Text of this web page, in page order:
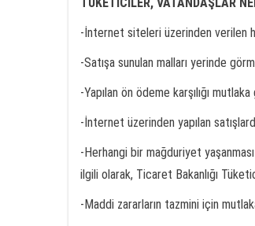
-İnternet siteleri üzerinden verilen
-Satışa sunulan malları yerinde
-Yapılan ön ödeme karşılığı
-İnternet üzerinden yapılan
-Herhangi bir mağduriyet
ilgili olarak, Ticaret Bakanlığı
-Maddi zararların tazmini için